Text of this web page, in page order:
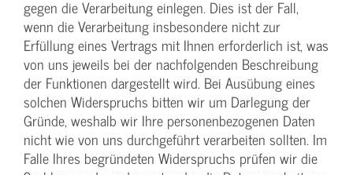
gegen die Verarbeitung einlegen. Dies ist der Fall,
wenn die Verarbeitung insbesondere nicht zur
Erfüllung eines Vertrags mit Ihnen erforderlich ist, was
von uns jeweils bei der nachfolgenden Beschreibung
der Funktionen dargestellt wird. Bei Ausübung eines
solchen Widerspruchs bitten wir um Darlegung der
Gründe, weshalb wir Ihre personenbezogenen Daten
nicht wie von uns durchgeführt verarbeiten sollten. Im
Falle Ihres begründeten Widerspruchs prüfen wir die